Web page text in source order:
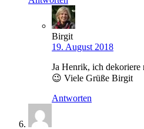
Birgit
19. August 2018
Ja Henrik, ich dekoriere
😉 Viele Grüße Birgit
Antworten